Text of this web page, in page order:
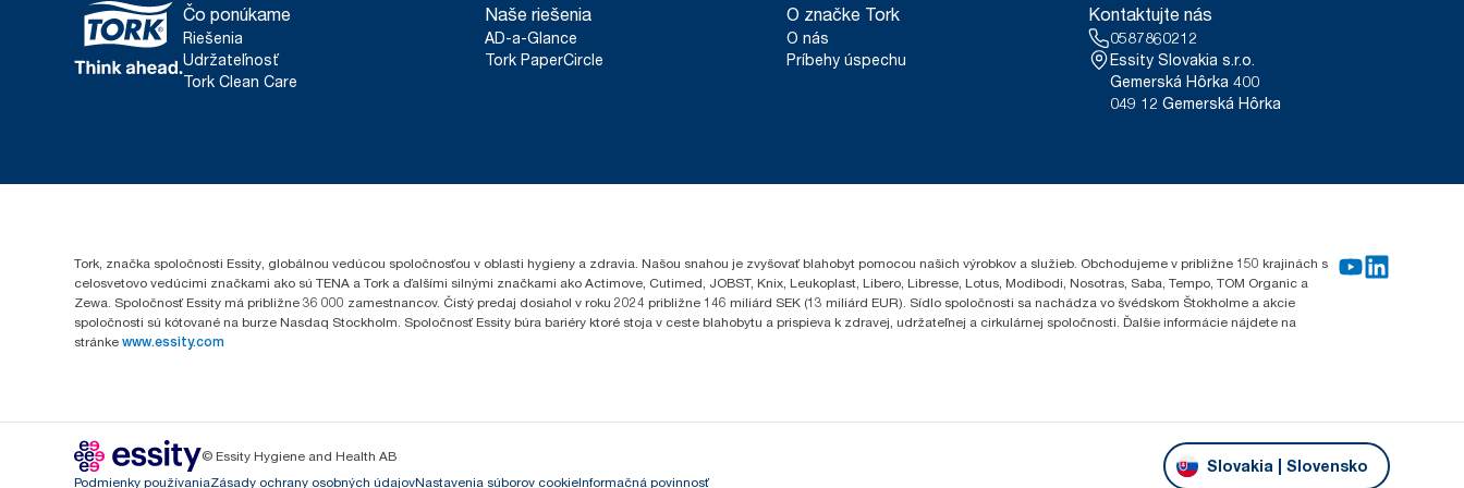
Čo ponúkame
Riešenia
Udržateľnosť
Tork Clean Care
Naše riešenia
AD-a-Glance
Tork PaperCircle
O značke Tork
O nás
Príbehy úspechu
Kontaktujte nás
0587860212
Essity Slovakia s.r.o.
Gemerská Hôrka 400
049 12 Gemerská Hôrka
Tork, značka spoločnosti Essity, globálnou vedúcou spoločnosťou v oblasti hygieny a zdravia. Našou snahou je zvyšovať blahobyt pomocou našich výrobkov a služieb. Obchodujeme v približne 150 krajinách s
celosvetovo vedúcimi značkami ako sú TENA a Tork a ďalšími silnými značkami ako Actimove, Cutimed, JOBST, Knix, Leukoplast, Libero, Libresse, Lotus, Modibodi, Nosotras, Saba, Tempo, TOM Organic a
Zewa. Spoločnosť Essity má približne 36 000 zamestnancov. Čistý predaj dosiahol v roku 2024 približne 146 miliárd SEK (13 miliárd EUR). Sídlo spoločnosti sa nachádza vo švédskom Štokholme a akcie
spoločnosti sú kótované na burze Nasdaq Stockholm. Spoločnosť Essity búra bariéry ktoré stoja v ceste blahobytu a prispieva k zdravej, udržateľnej a cirkulárnej spoločnosti. Ďalšie informácie nájdete na
stránke www.essity.com
© Essity Hygiene and Health AB
Podmienky používaniaZásady ochrany osobných údajovNastavenia súborov cookieInformačná povinnosť
Slovakia | Slovensko